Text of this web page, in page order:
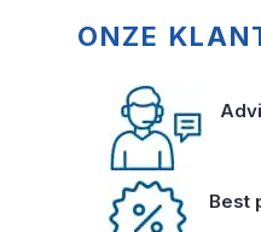
ONZE
Best